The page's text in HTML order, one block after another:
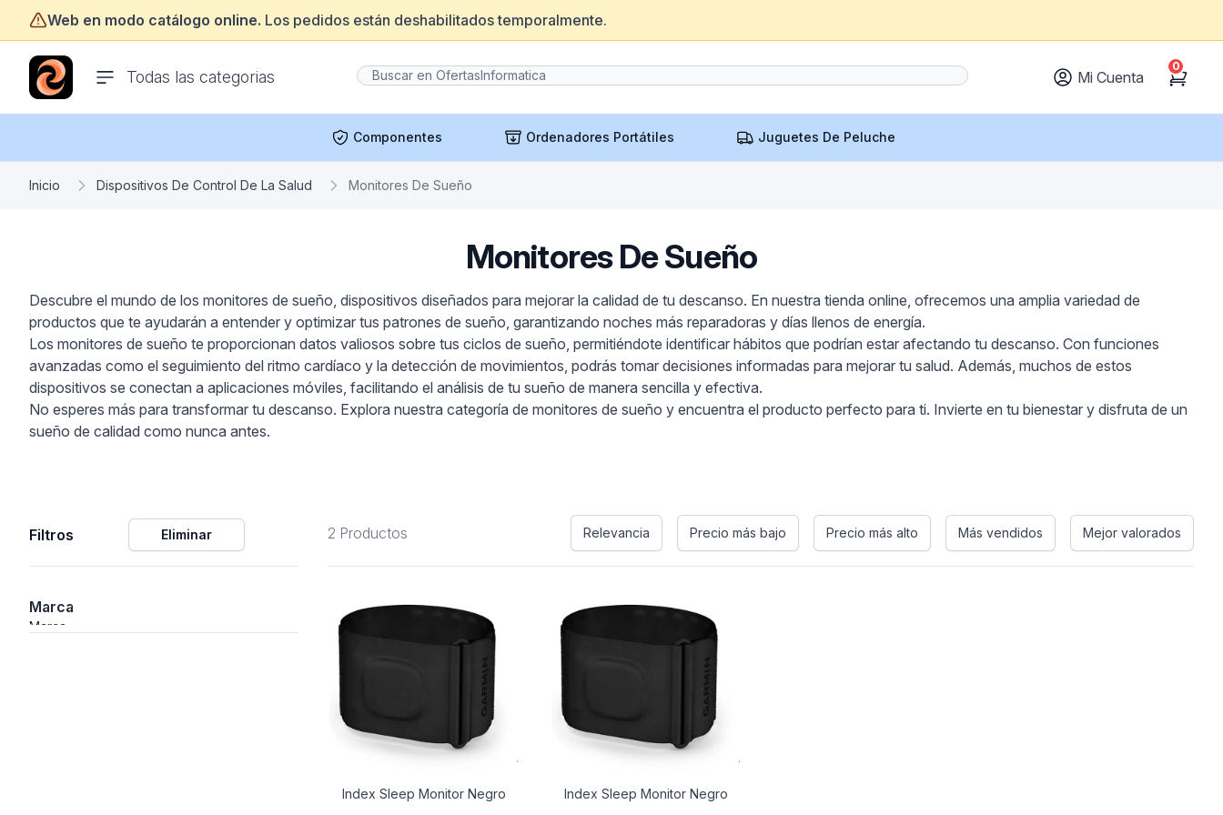
Web en modo catálogo online. Los pedidos están deshabilitados temporalmente.
Todas las categorias
ofertasinformatica.com
Mi Cuenta Cart
0
Componentes Ordenadores Portátiles Juguetes De Peluche
Inicio Dispositivos De Control De La Salud Monitores De Sueño
Monitores De Sueño
Descubre el mundo de los monitores de sueño, dispositivos diseñados para mejorar la calidad de tu descanso. En nuestra tienda online, ofrecemos una amplia variedad de
productos que te ayudarán a entender y optimizar tus patrones de sueño, garantizando noches más reparadoras y días llenos de energía.
Los monitores de sueño te proporcionan datos valiosos sobre tus ciclos de sueño, permitiéndote identificar hábitos que podrían estar afectando tu descanso. Con funciones
avanzadas como el seguimiento del ritmo cardíaco y la detección de movimientos, podrás tomar decisiones informadas para mejorar tu salud. Además, muchos de estos
dispositivos se conectan a aplicaciones móviles, facilitando el análisis de tu sueño de manera sencilla y efectiva.
No esperes más para transformar tu descanso. Explora nuestra categoría de monitores de sueño y encuentra el producto perfecto para ti. Invierte en tu bienestar y disfruta de un
sueño de calidad como nunca antes.
Filtros Eliminar
Marca
Marca
2 Productos Relevancia Precio más bajo Precio más alto Más vendidos Mejor valorados
Index Sleep Monitor Negro Index Sleep Monitor Negro